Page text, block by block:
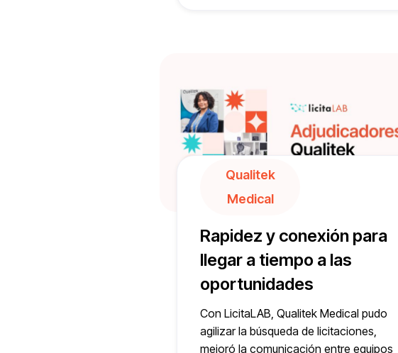
Qualitek
Medical
Rapidez y conexión para
llegar a tiempo a las
oportunidades
Con LicitaLAB, Qualitek Medical pudo
agilizar la búsqueda de licitaciones,
mejoró la comunicación entre equipos